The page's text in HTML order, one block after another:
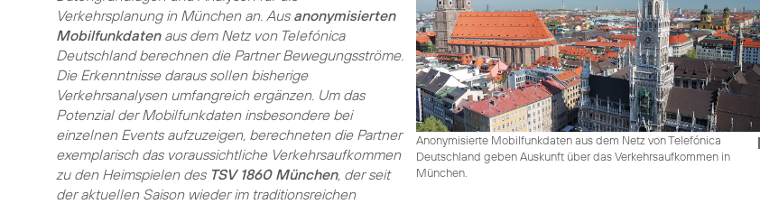
Anonymisierte Mobilfunkdaten aus dem Netz von Telefónica
Deutschland geben Auskunft über das Verkehrsaufkommen in
München.
Verkehrsplanung in München an. Aus anonymisierten
Mobilfunkdatenaus dem Netz von Telefónica
Deutschland berechnen die Partner Bewegungsströme.
Die Erkenntnisse daraus sollen bisherige
Verkehrsanalysen umfangreich ergänzen. Um das
Potenzial der Mobilfunkdaten insbesondere bei
einzelnen Events aufzuzeigen, berechneten die Partner
exemplarisch das voraussichtliche Verkehrsaufkommen
zu den Heimspielen des TSV 1860 München, der seit
der aktuellen Saison wieder im traditionsreichen